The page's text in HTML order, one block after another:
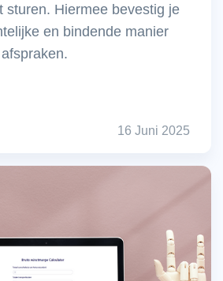
sturen. Hiermee bevestig je
en bindende manier
16 Juni 2025